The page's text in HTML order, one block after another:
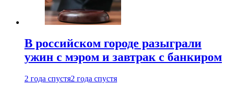
В российском городе разыграли
ужин с мэром и завтрак с банкиром
2 года спустя2 года спустя